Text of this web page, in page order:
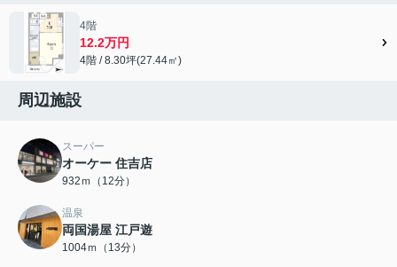
4階
12.2万円
4階 / 8.30坪(27.44㎡)
周辺施設
スーパー
オーケー 住吉店
932ｍ（12分）
温泉
両国湯屋 江戸遊
1004ｍ（13分）